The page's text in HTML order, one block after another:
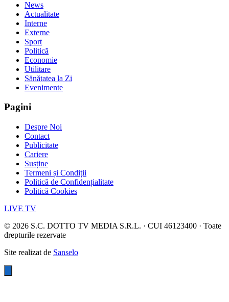
News
Actualitate
Interne
Externe
Sport
Politică
Economie
Utilitare
Sănătatea la Zi
Evenimente
Pagini
Despre Noi
Contact
Publicitate
Cariere
Susține
Termeni și Condiții
Politică de Confidențialitate
Politică Cookies
LIVE TV
© 2026 S.C. DOTTO TV MEDIA S.R.L. · CUI 46123400 · Toate
drepturile rezervate
Site realizat de Sanselo